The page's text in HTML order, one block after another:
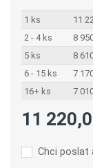
1 ks 11
2 - 4 ks
8
5 ks
8
6 - 15 ks
7
16+ ks
7
11
Chci poslat